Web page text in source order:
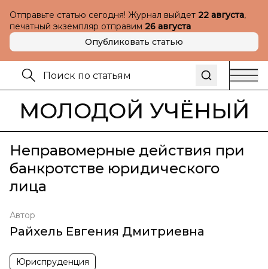
Отправьте статью сегодня! Журнал выйдет 22 августа,
печатный экземпляр отправим 26 августа
Опубликовать статью
МОЛОДОЙ УЧЁНЫЙ
Неправомерные действия при
банкротстве юридического
лица
Автор
Райхель Евгения Дмитриевна
Юриспруденция